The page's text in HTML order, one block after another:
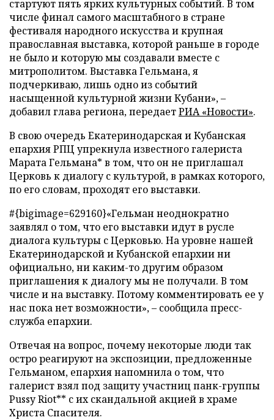
стартуют пять ярких культурных событий. В том
числе финал самого масштабного в стране
фестиваля народного искусства и крупная
православная выставка, которой раньше в городе
не было и которую мы создавали вместе с
митрополитом. Выставка Гельмана, я
подчеркиваю, лишь одно из событий
насыщенной культурной жизни Кубани», –
добавил глава региона, передаетРИА «Новости».
В свою очередь Екатеринодарская и Кубанская
епархия РПЦ упрекнула известного галериста
Марата Гельмана* в том, что он не приглашал
Церковь к диалогу с культурой, в рамках которого,
по его словам, проходят его выставки.
#{bigimage=629160}«Гельман неоднократно
заявлял о том, что его выставки идут в русле
диалога культуры с Церковью. На уровне нашей
Екатеринодарской и Кубанской епархии ни
официально, ни каким-то другим образом
приглашения к диалогу мы не получали. В том
числе и на выставку. Потому комментировать ее у
нас пока нет возможности», – сообщила пресс-
служба епархии.
Отвечая на вопрос, почему некоторые люди так
остро реагируют на экспозиции, предложенные
Гельманом, епархия напомнила о том, что
галерист взял под защиту участниц панк-группы
Pussy Riot** с их скандальной акцией в храме
Христа Спасителя.